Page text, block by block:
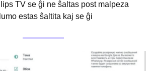
TV se ĝi ne ŝaltas post malpeza
estas ŝaltita kaj se ĝi